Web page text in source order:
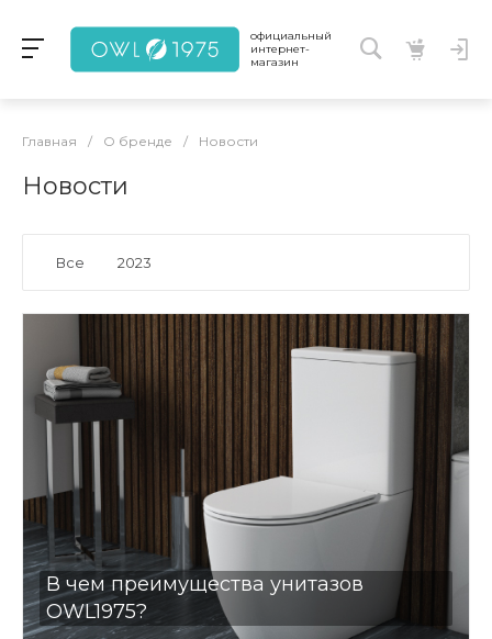
официальный
интернет-
магазин
Главная / О бренде / Новости
Новости
Все 2023
В чем преимущества унитазов
OWL1975?